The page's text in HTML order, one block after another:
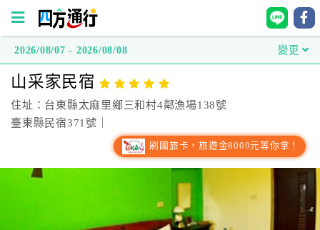
方
通
行
2026/08/07 - 2026/08/08 變更
山采家民宿
住址：台東縣太麻里鄉三和村4鄰漁場138號
臺東縣民宿371號｜
刷國旅卡，旅遊金8000元等你拿！